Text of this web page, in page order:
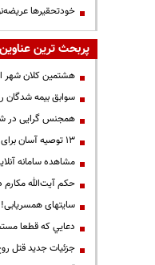
خودتحقیرها
پربحث ترین عناوین
هشتمین کلان
سوابق بیمه شدگان
همجنس گرایی در
13 توصیه آسان برای رفع بوی بد دهان
مشاهده سامانه
حكم آيت‌الله
سایتهای همسریابی!
دعايي كه قطعا
جزئیات جدید قتل